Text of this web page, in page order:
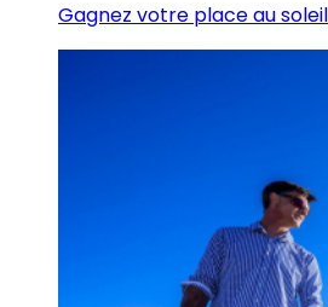
Gagnez votre place au soleil